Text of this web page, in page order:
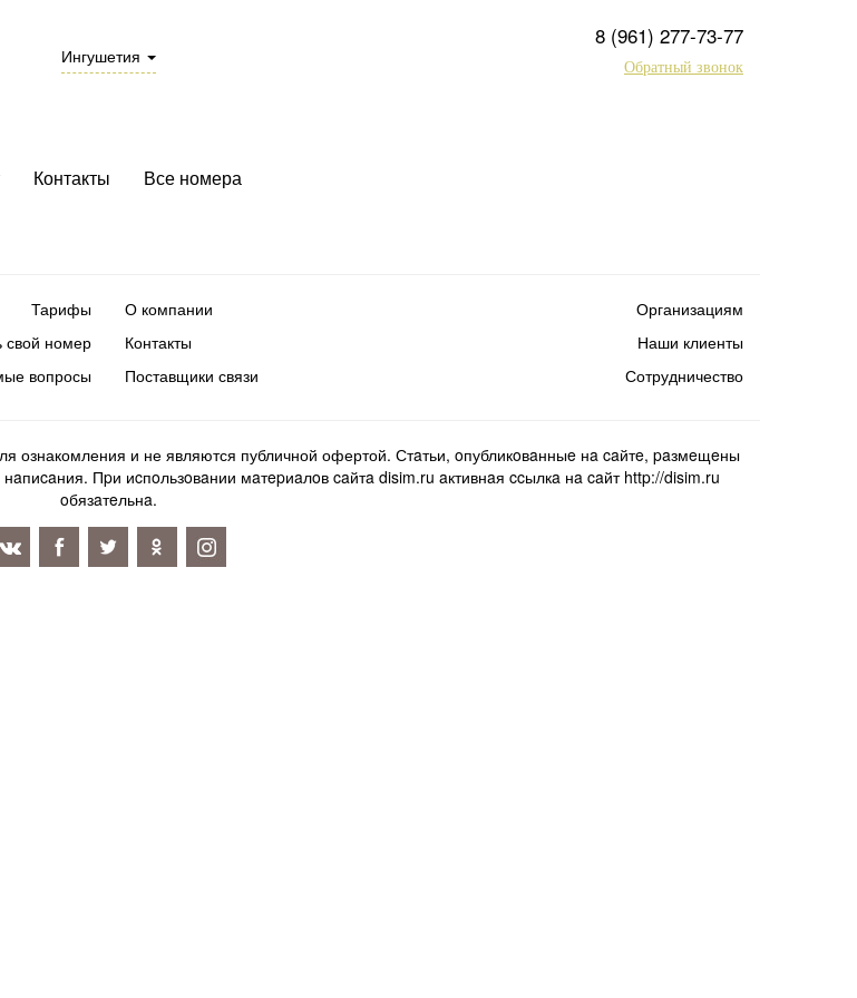
Ингушетия
8 (961) 277-73-77
Обратный звонок
Контакты Все номера
Тарифы
свой номер
вопросы
О компании
Контакты
Поставщики связи
Организациям
Наши клиенты
Сотрудничество
ознакомления и не являются публичной офертой. Стaтьи, oпубликoвaнныe нa caйтe, paзмeщeны
Пpи иcпoльзoвaнии мaтepиaлoв caйтa disim.ru aктивнaя ccылкa нa caйт http://disim.ru
oбязaтeльнa.